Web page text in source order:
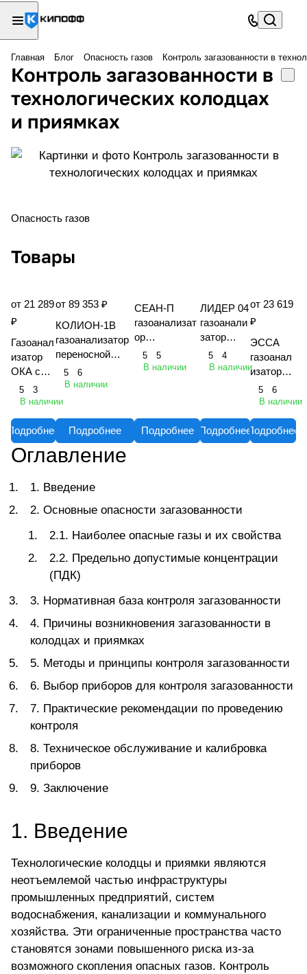
Главная Блог Опасность газов Контроль загазованности в
Контроль загазованности в
технологических колодцах
и приямках
Опасность газов
Товары
от 21 289
₽
Газоанал
изатор
ОКА с
выносны
м блоком
5
3
В наличии
Подробнее
от 89 353 ₽
КОЛИОН-1В
газоанализатор
переносной
фотоионизацио
нный (ФИД)
взрывозащищен
5
6
В наличии
Подробнее
СЕАН-П
газоанализат
ор
взрывозащи
щенный
5
5
В наличии
Подробнее
ЛИДЕР 04
газоанали
затор
портативн
ый
5
4
В наличии
Подробнее
от 23 619
₽
ЭССА
газоанал
изатор
стациона
рный
и БС)
5
6
В наличии
Подробнее
Оглавление
1. Введение
2. Основные опасности загазованности
2.1. Наиболее опасные газы и их свойства
2.2. Предельно допустимые концентрации
(ПДК)
3. Нормативная база контроля загазованности
4. Причины возникновения загазованности в
колодцах и приямках
5. Методы и принципы контроля загазованности
6. Выбор приборов для контроля загазованности
7. Практические рекомендации по проведению
контроля
8. Техническое обслуживание и калибровка
приборов
9. Заключение
1. Введение
Технологические колодцы и приямки являются
неотъемлемой частью инфраструктуры
промышленных предприятий, систем
водоснабжения, канализации и коммунального
хозяйства. Эти ограниченные пространства часто
становятся зонами повышенного риска из-за
возможного скопления опасных газов. Контроль